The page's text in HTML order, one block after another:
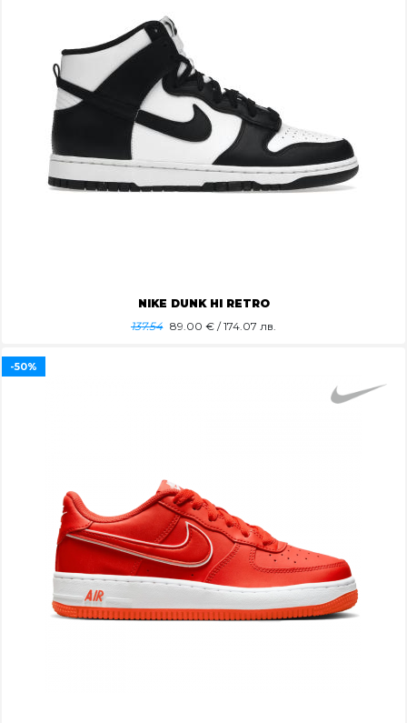
NIKE DUNK HI RETRO
137.54 89.00 € / 174.07 лв.
-50%